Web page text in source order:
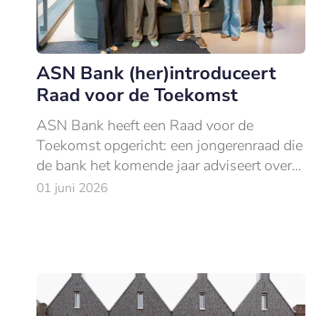
ASN Bank (her)introduceert
Raad voor de Toekomst
ASN Bank heeft een Raad voor de
Toekomst opgericht: een jongerenraad die
de bank het komende jaar adviseert over
beleid, dienstverlening en
01 juni 2026